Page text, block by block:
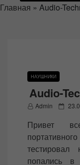
Главная » Audio-
НАУШНИКИ
Audio-
Admin
P
t
e
Привет
попались